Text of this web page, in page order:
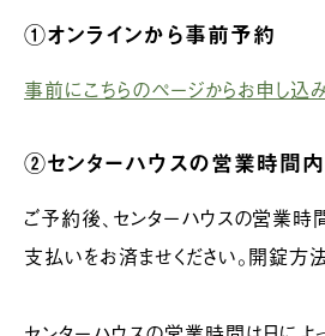
①オンラインから事前予約
事前にこちらのページからお申し込み
②センターハウスの営業時間
ご予約後、センターハウスの営業
支払いをお済ませください。開錠方